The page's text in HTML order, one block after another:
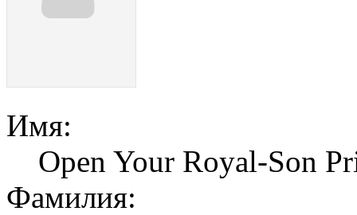
Имя:
Open Your Royal-Son
Фамилия: